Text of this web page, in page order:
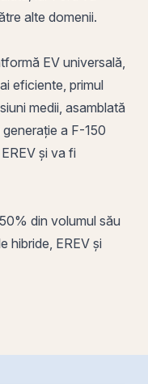
alte domenii.
EV universală,
eficiente, primul
medii, asamblată
a F-150
și va fi
din volumul său
hibride, EREV și